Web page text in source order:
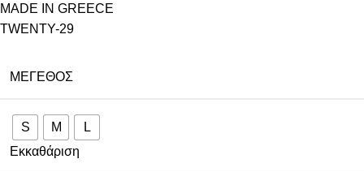
MADE IN GREECE
TWENTY-29
ΜΈΓΕΘΟΣ
S M
L
Εκκαθάριση